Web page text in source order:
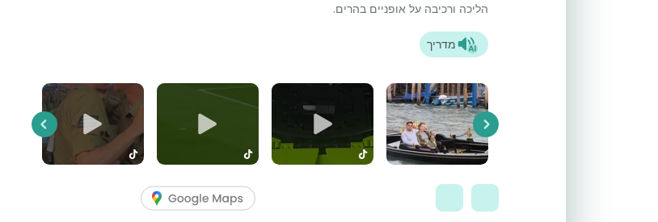
הליכה ורכיבה על אופניים בהרים.
מדריך
Previous Next